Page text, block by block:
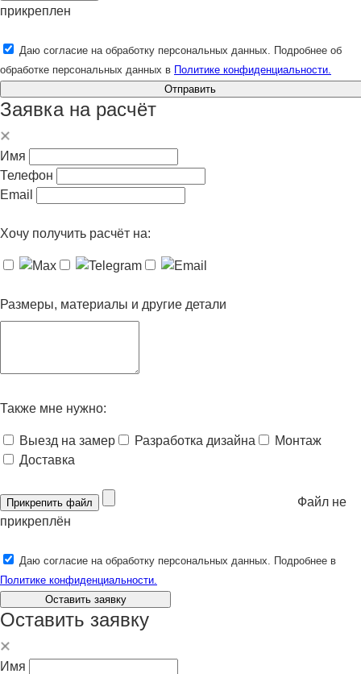
прикреплен
Даю согласие на обработку персональных данных. Подробнее об
обработке персональных данных в Политике конфиденциальности.
Отправить
Заявка на расчёт
Имя
Телефон
Email
Хочу получить расчёт на:
Размеры, материалы и другие детали
Также мне нужно:
Выезд на замер Разработка дизайна
Монтаж
Доставка
Прикрепить файл
Файл не
прикреплён
Даю согласие на обработку персональных данных. Подробнее в
Политике конфиденциальности.
Оставить заявку
Оставить заявку
Имя